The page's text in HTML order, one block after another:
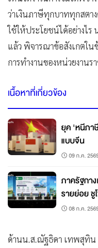
ว่าเงินภาษีทุกบาททุกสตา
ใช้ให้ประโยชน์ได้อย่างไ
แล้ว พิจารณาข้อสังเกตใน
การทำงานของหน่วยงานร
เนื้อหาที่เกี่ยวข้อง
ยุค 'หนีภา
แบบจีน
09 ก.ค.
ภาครัฐกา
รายย่อย ชู
ผ่าน08 ก.ค.
ด้านน.ส.ณัฐธิดา เทพสุทิน